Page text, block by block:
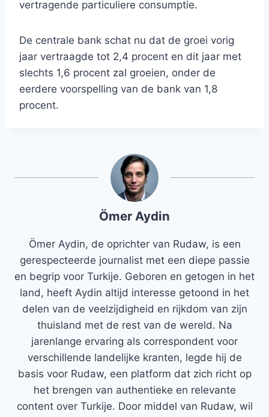
vertragende particuliere consumptie.
De centrale bank schat nu dat de groei vorig
jaar vertraagde tot 2,4 procent en dit jaar met
slechts 1,6 procent zal groeien, onder de
eerdere voorspelling van de bank van 1,8
procent.
Ömer Aydin
Ömer Aydin, de oprichter van Rudaw, is een
gerespecteerde journalist met een diepe passie
en begrip voor Turkije. Geboren en getogen in het
land, heeft Aydin altijd interesse getoond in het
delen van de veelzijdigheid en rijkdom van zijn
thuisland met de rest van de wereld. Na
jarenlange ervaring als correspondent voor
verschillende landelijke kranten, legde hij de
basis voor Rudaw, een platform dat zich richt op
het brengen van authentieke en relevante
content over Turkije. Door middel van Rudaw, wil